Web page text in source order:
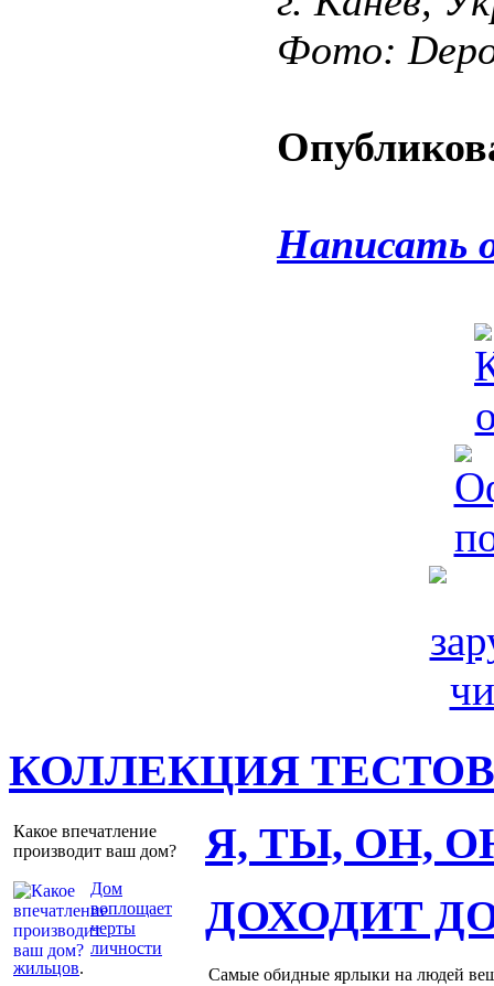
Фото:
Написать
КОЛЛЕКЦИЯ ТЕСТОВ
Какое впечатление
производит ваш дом?
Дом
воплощает
черты
личности
жильцов.
Я, ТЫ, ОН,
ДОХОДИТ
Самые обидные ярлыки на людей